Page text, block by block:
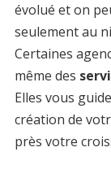
évolué et on
seulement au
Certaines
même des
Elles vous
création de
près votre